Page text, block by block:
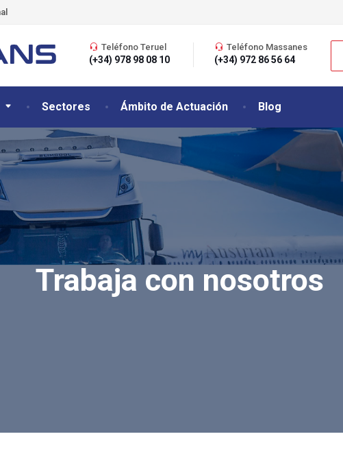
Teléfono Teruel
(+34) 978 98 08 10
Teléfono Massanes
(+34) 972 86 56 64
Sectores Ámbito de Actuación Blog
Trabaja con nosotros